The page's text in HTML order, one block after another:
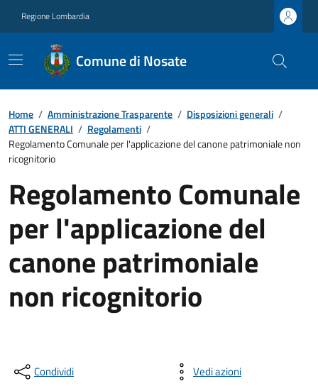
Regione Lombardia
Comune di Nosate
Home / Amministrazione Trasparente / Disposizioni generali /
ATTI GENERALI / Regolamenti /
Regolamento Comunale per l'applicazione del canone patrimoniale non
ricognitorio
Regolamento Comunale
per l'applicazione del
canone patrimoniale
non ricognitorio
Condividi Vedi azioni